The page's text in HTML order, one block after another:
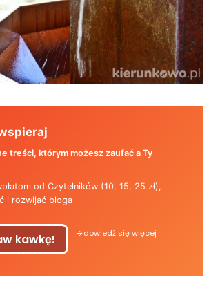
treści, którym możesz zaufać a Ty
od Czytelników (10, 15, 25 zł),
i rozwijać bloga
kawkę! dowiedź się więcej